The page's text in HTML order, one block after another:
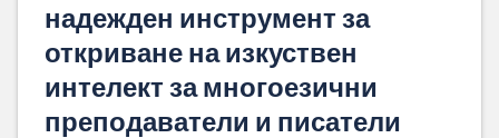
надежден инструмент за
откриване на изкуствен
интелект за многоезични
преподаватели и писатели